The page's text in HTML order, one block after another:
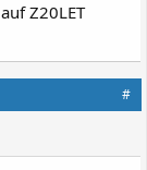
Z20LET
#